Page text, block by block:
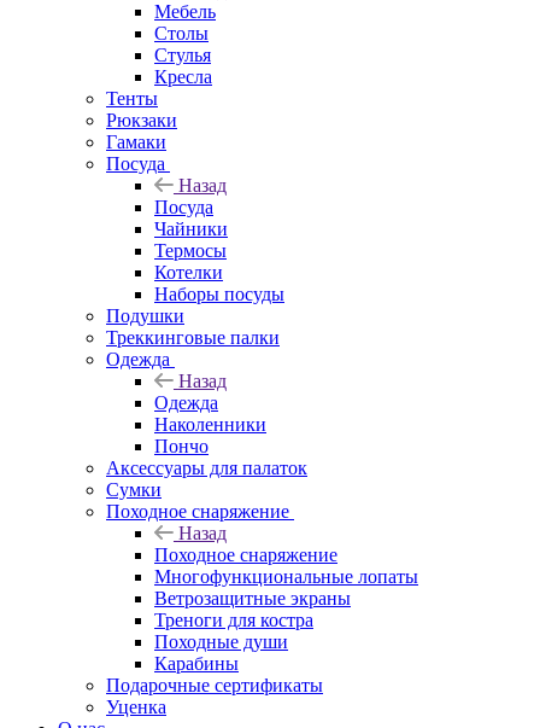
Мебель
Столы
Стулья
Кресла
Тенты
Рюкзаки
Гамаки
Посуда
Назад
Посуда
Чайники
Термосы
Котелки
Наборы посуды
Подушки
Треккинговые палки
Одежда
Назад
Одежда
Наколенники
Пончо
Аксессуары для палаток
Сумки
Походное снаряжение
Назад
Походное снаряжение
Многофункциональные лопаты
Ветрозащитные экраны
Треноги для костра
Походные души
Карабины
Подарочные сертификаты
Уценка